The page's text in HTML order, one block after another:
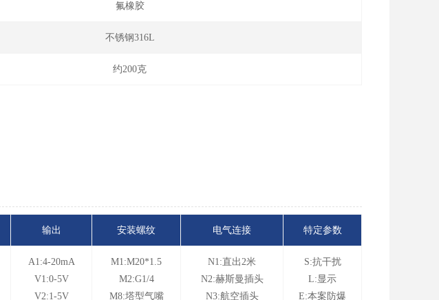
氟橡胶
不锈钢316L
约200克
输出 安装螺纹 电气连接 特定参数
A1:4-20mA
V1:0-5V
V2:1-5V
M1:M20*1.5
M2:G1/4
M8:塔型气嘴
N1:直出2米
N2:赫斯曼插头
N3:航空插头
S:抗干扰
L:显示
E:本案防爆